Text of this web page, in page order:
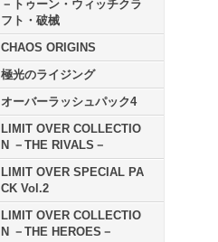
－トゥーン・ウィッチクラ
フト・破械
CHAOS ORIGINS
極光のライジング
オーバーラッシュパック4
LIMIT OVER COLLECTIO
N －THE RIVALS－
LIMIT OVER SPECIAL PA
CK Vol.2
LIMIT OVER COLLECTIO
N －THE HEROES－